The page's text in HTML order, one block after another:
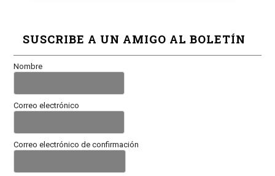
SUSCRIBE A UN AMIGO AL BOLETÍN
Nombre
Correo electrónico
Correo electrónico de confirmación